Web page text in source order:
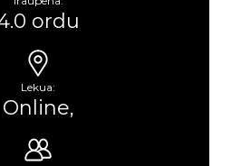
ordu
Lekua:
Online,